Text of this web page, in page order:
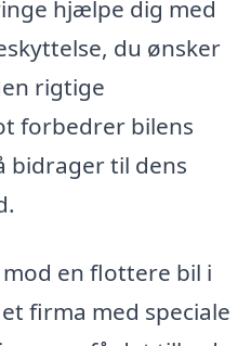
hjælpe dig med
du ønsker
rigtige
forbedrer bilens
bidrager til dens
en flottere bil i
firma med speciale